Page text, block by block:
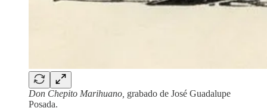
Don Chepito Marihuano, grabado de José Guadalupe
Posada.